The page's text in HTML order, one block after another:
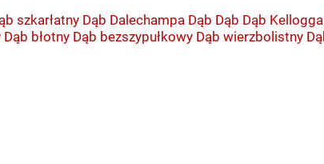
szkarłatny Dąb Dalechampa Dąb Dąb Dąb Kellogga
Dąb błotny Dąb bezszypułkowy Dąb wierzbolistny